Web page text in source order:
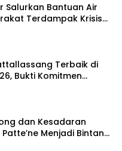
Salurkan Bantuan Air
Terdampak Krisis
Terbaik di
Bukti Komitmen
Kesehatan Berkualitas
dan Kesadaran
Menjadi Bintang